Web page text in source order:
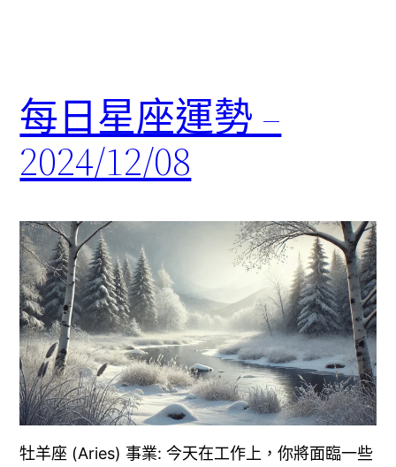
每日星座運勢 –
2024/12/08
牡羊座 (Aries) 事業: 今天在工作上，你將面臨一些